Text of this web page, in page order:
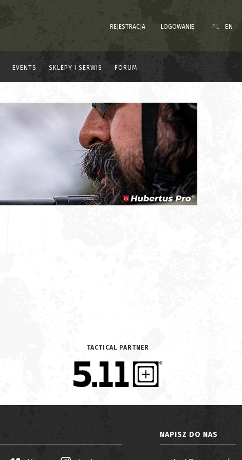
REJESTRACJA LOGOWANIE PL EN
EVENTS SKLEPY I SERWIS FORUM
TACTICAL PARTNER
NAPISZ DO NAS